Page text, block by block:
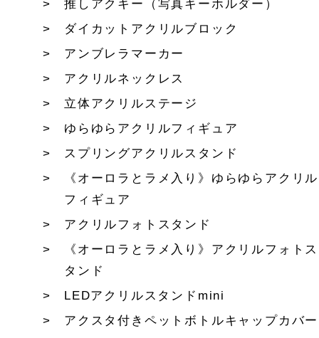
推しアクキー（写真キーホルダー）
ダイカットアクリルブロック
アンブレラマーカー
アクリルネックレス
立体アクリルステージ
ゆらゆらアクリルフィギュア
スプリングアクリルスタンド
《オーロラとラメ入り》ゆらゆらアクリル
フィギュア
アクリルフォトスタンド
《オーロラとラメ入り》アクリルフォトス
タンド
LEDアクリルスタンドmini
アクスタ付きペットボトルキャップカバー